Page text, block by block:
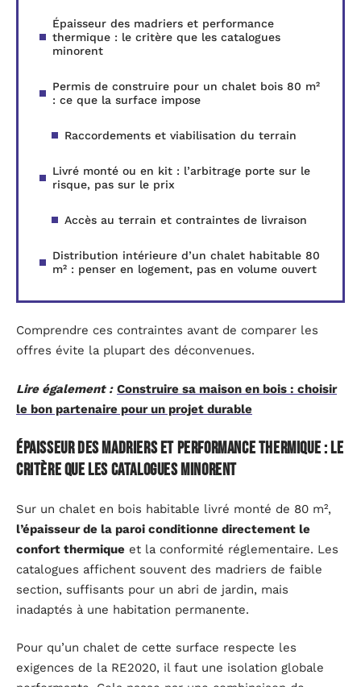
Épaisseur des madriers et performance
thermique : le critère que les catalogues
minorent
Permis de construire pour un chalet bois 80 m²
: ce que la surface impose
Raccordements et viabilisation du terrain
Livré monté ou en kit : l’arbitrage porte sur le
risque, pas sur le prix
Accès au terrain et contraintes de livraison
Distribution intérieure d’un chalet habitable 80
m² : penser en logement, pas en volume ouvert
Comprendre ces contraintes avant de comparer les
offres évite la plupart des déconvenues.
Lire également : Construire sa maison en bois : choisir
le bon partenaire pour un projet durable
Épaisseur des madriers et performance thermique : le
critère que les catalogues minorent
Sur un chalet en bois habitable livré monté de 80 m²,
l’épaisseur de la paroi conditionne directement le
confort thermique et la conformité réglementaire. Les
catalogues affichent souvent des madriers de faible
section, suffisants pour un abri de jardin, mais
inadaptés à une habitation permanente.
Pour qu’un chalet de cette surface respecte les
exigences de la RE2020, il faut une isolation globale